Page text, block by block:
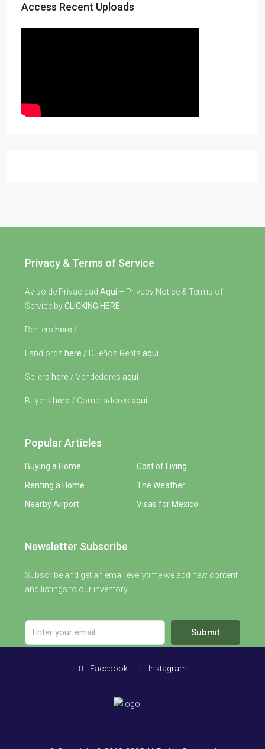
Access Recent Uploads
Privacy & Terms of Service
Aviso de Privacidad Aqui – Privacy Notice & Terms of
Service byCLICKING HERE
Renters here /
Landlords here / Dueños Renta aqui
Sellers here / Vendedores aqui
Buyers here / Compradores aqui
Popular Articles
Buying a Home
Renting a Home
Nearby Airport
Cost of Living
The Weather
Visas for Mexico
Newsletter Subscribe
Subscribe and get an email everytime we add new content
and listings to our inventory.
Submit
Facebook Instagram